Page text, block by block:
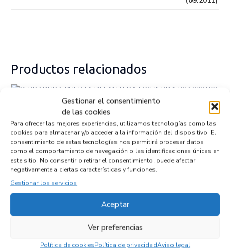
Gestionar el consentimiento
de las cookies
Para ofrecer las mejores experiencias, utilizamos tecnologías como las
cookies para almacenar y/o acceder a la información del dispositivo. El
consentimiento de estas tecnologías nos permitirá procesar datos
como el comportamiento de navegación o las identificaciones únicas en
este sitio. No consentir o retirar el consentimiento, puede afectar
negativamente a ciertas características y funciones.
Gestionar los servicios
Aceptar
Ver preferencias
Política de cookiesPolítica de privacidadAviso legal
Productos relacionados
CERRADURA PUERTA DELANTERA
IZQUIERDA PSA828406
Recambios » OTROS...MODELOS
Referencia ID: 146830
Referencia OEM: PSA828406
42,95€ (IVA no incluído)
Empresas colaboradoras